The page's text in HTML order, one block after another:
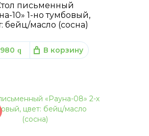
письменный
10» 1-но тумбовый,
бейц/масло (сосна)
q В корзину